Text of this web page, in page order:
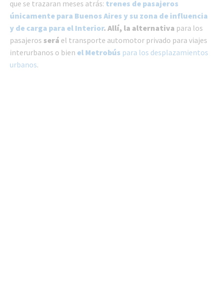
que se trazaran meses atrás: trenes de pasajeros
únicamente para Buenos Aires y su zona de influencia
y de carga para el Interior. Allí, la alternativa para los
pasajeros será el transporte automotor privado para viajes
interurbanos o bien el Metrobús para los desplazamientos
urbanos.